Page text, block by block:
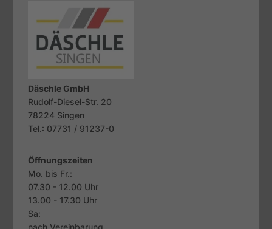
Däschle GmbH
Rudolf-Diesel-Str. 20
78224 Singen
Tel.: 07731 / 91237-0
Öffnungszeiten
Mo. bis Fr.:
07.30 - 12.00 Uhr
13.00 - 17.30 Uhr
Sa:
nach Vereinbarung